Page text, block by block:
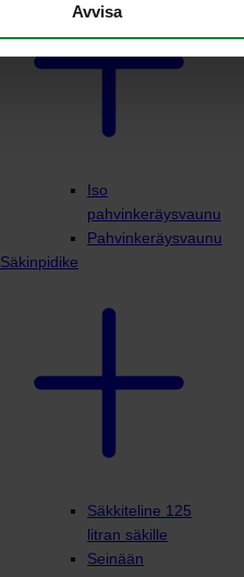
Avvisa
Iso
pahvinkeräysvaunu
Pahvinkeräysvaunu
Säkinpidike
Säkkiteline 125
litran säkille
Seinään